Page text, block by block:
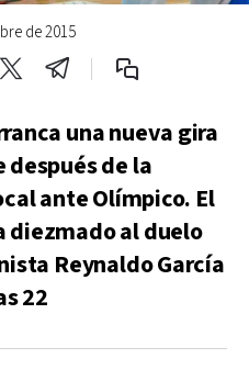
de 2015
una nueva gira
después de la
ante Olímpico. El
diezmado al duelo
Reynaldo García
22